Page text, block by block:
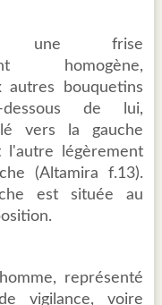
une frise
homogène,
autres bouquetins
de lui,
vers la gauche
l'autre légèrement
(Altamira f.13).
est située au
représenté
vigilance, voire